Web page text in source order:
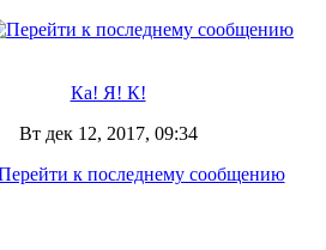
Ка! Я! К!
Вт дек 12, 2017, 09:34